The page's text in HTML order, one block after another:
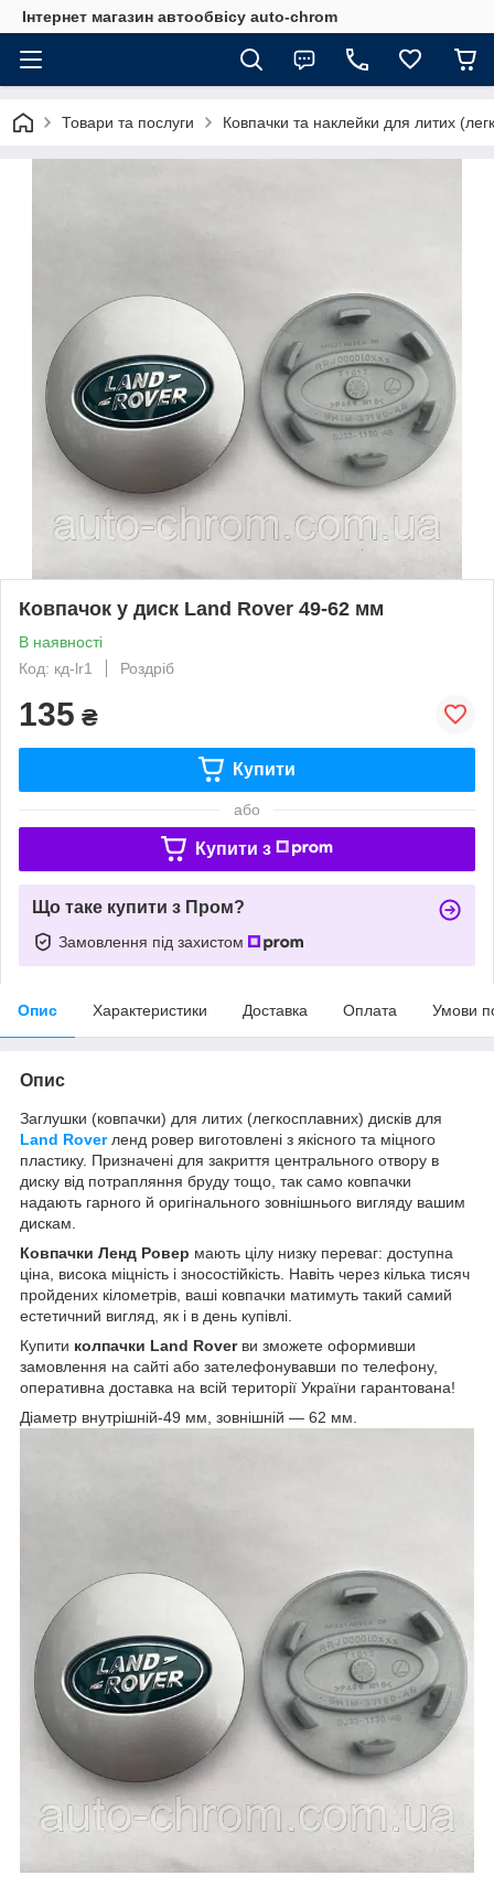
Інтернет магазин автообвісу auto-chrom
Товари та послуги Ковпачки та наклейки для литих
Ковпачок у диск Land Rover 49-62 мм
В наявності
Код: кд-lr1
Роздріб
135 ₴
Купити
або
Купити з
Що таке купити з Пром?
Замовлення під захистом
Опис Характеристики Доставка Оплата Умови
Опис
Заглушки (ковпачки) для литих (легкосплавних) дисків для
Land Roverленд ровер виготовлені з якісного та міцного
пластику. Призначені для закриття центрального отвору в
диску від потрапляння бруду тощо, так само ковпачки
надають гарного й оригінального зовнішнього вигляду вашим
дискам.
Ковпачки Ленд Ровер мають цілу низку переваг: доступна
ціна, висока міцність і зносостійкість. Навіть через кілька тисяч
пройдених кілометрів, ваші ковпачки матимуть такий самий
естетичний вигляд, як і в день купівлі.
Купити колпачки Land Rover ви зможете оформивши
замовлення на сайті або зателефонувавши по телефону,
оперативна доставка на всій території України гарантована!
Діаметр внутрішній-49 мм, зовнішній — 62 мм.